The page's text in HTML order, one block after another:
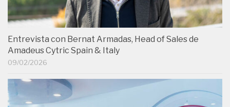
Entrevista con Bernat Armadas, Head of Sales de
Amadeus Cytric Spain & Italy
09/02/2026